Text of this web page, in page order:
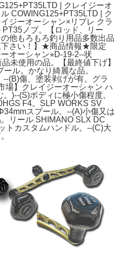
| クレイジーオ
COWING125+PT35LTD | ク
ジーオーシャン×リブレ クラ
ノブ。【ロッド、リー
他もろもろ釣り用品多数出品
下さい！】★商品情報★限定
オーシャン⭐︎D-19-2--状
未使用の品。【最終値下げ】
ル。かなり綺麗な品。
(B)傷、塗装剥げが有。グラ
場】クレイジーオーシャン ハ
)--(S)ボディに極小傷程度。
F4。SLP WORKS SV
スプール。--(A)小傷又は
リール SHIMANO SLX DC
トカスタムハンドル。--(C)大